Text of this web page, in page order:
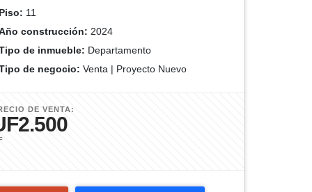
11
construcción: 2024
de inmueble: Departamento
de negocio: Venta | Proyecto Nuevo
DE VENTA: